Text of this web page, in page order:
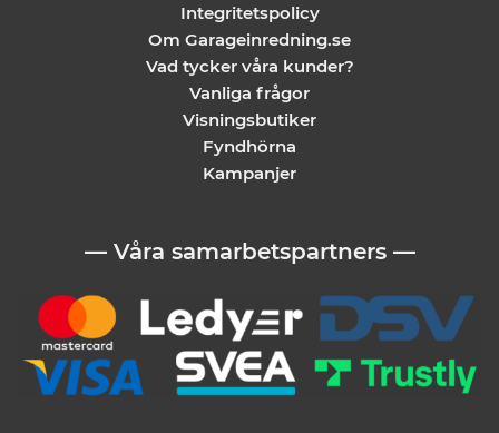
Integritetspolicy
Om Garageinredning.se
Vad tycker våra kunder?
Vanliga frågor
Visningsbutiker
Fyndhörna
Kampanjer
— Våra samarbetspartners —